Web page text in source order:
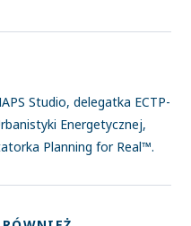
Studio, delegatka ECTP-
Energetycznej,
Planning for Real™.